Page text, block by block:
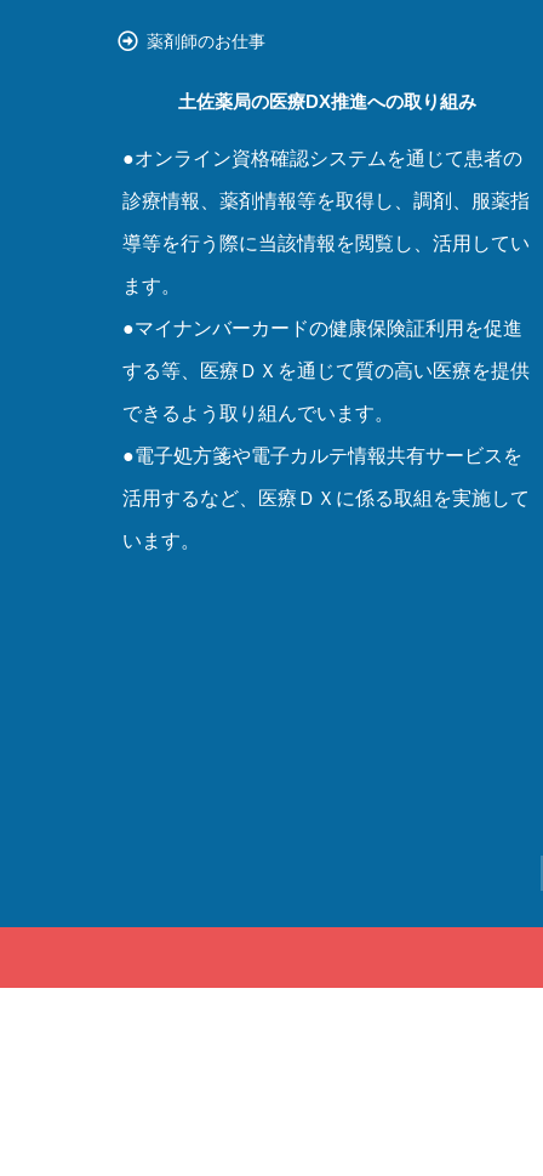
薬剤師のお仕事
土佐薬局の医療DX推進への取り組み
●オンライン資格確認システムを通じて患者の
診療情報、薬剤情報等を取得し、調剤、服薬指
導等を行う際に当該情報を閲覧し、活用してい
ます。
●マイナンバーカードの健康保険証利用を促進
する等、医療ＤＸを通じて質の高い医療を提供
できるよう取り組んでいます。
●電子処方箋や電子カルテ情報共有サービスを
活用するなど、医療ＤＸに係る取組を実施して
います。